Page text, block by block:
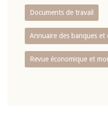
Documents de travail
Annuaire des banques et
Revue économique et